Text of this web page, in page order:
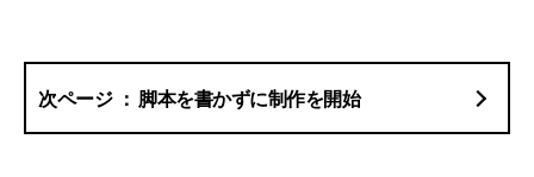
脚本を書かずに制作を開始